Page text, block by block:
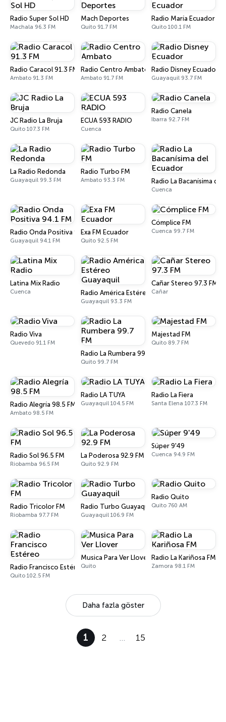
Radio Super Sol HD
Machala 96.3 FM
Mach Deportes
Quito 91.7 FM
Radio María Ecuador
Quito 100.1 FM
Radio Caracol 91.3 FM
Ambato 91.3 FM
Radio Centro Ambato
Ambato 91.7 FM
Radio Disney Ecuador
Guayaquil 93.7 FM
JC Radio La Bruja
Quito 107.3 FM
ECUA 593 RADIO
Cuenca
Radio Canela
Ibarra 92.7 FM
La Radio Redonda
Guayaquil 99.3 FM
Radio Turbo FM
Ambato 93.3 FM Radio La Bacanísima
Cuenca
Radio Onda Positiva 94.1 FM
Guayaquil 94.1 FM
Exa FM Ecuador
Quito 92.5 FM
Cómplice FM
Cuenca 99.7 FM
Latina Mix Radio
Cuenca Radio América Estéreo Guayaquil
Guayaquil 93.3 FM
Cañar Stereo 97.3 FM
Cañar
Radio Viva
Quevedo 91.1 FM
Radio La Rumbera 99.7 FM
Quito 99.7 FM
Majestad FM
Quito 89.7 FM
Radio Alegría 98.5 FM
Ambato 98.5 FM
Radio LA TUYA
Guayaquil 104.5 FM
Radio La Fiera
Santa Elena 107.3 FM
Radio Sol 96.5 FM
Riobamba 96.5 FM
La Poderosa 92.9 FM
Quito 92.9 FM
Súper 9'49
Cuenca 94.9 FM
Radio Tricolor FM
Riobamba 97.7 FM
Radio Turbo Guayaquil
Guayaquil 106.9 FM
Radio Quito
Quito 760 AM
Radio Francisco Estéreo
Quito 102.5 FM
Musica Para Ver Llover
Quito
Radio La Kariñosa FM
Zamora 98.1 FM
Daha fazla göster
1 2 … 15